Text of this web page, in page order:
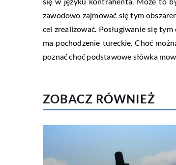
zawodowo zajmować się tym
cel zrealizować. Posługiwanie się
ma pochodzenie tureckie. Choć
poznać choć podstawowe słówka
ZOBACZ RÓWNIEŻ